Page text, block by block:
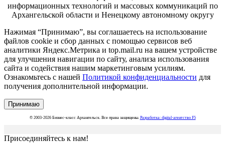
информационных технологий и массовых коммуникаций по
Архангельской области и Ненецкому автономному округу
Нажимая “Принимаю”, вы соглашаетесь на использование
файлов cookie и сбор данных с помощью сервисов веб
аналитики Яндекс.Метрика и top.mail.ru на вашем устройстве
для улучшения навигации по сайту, анализа использования
сайта и содействия нашим маркетинговым усилиям.
Ознакомьтесь с нашей Политикой конфиденциальности для
получения дополнительной информации.
Принимаю
© 2003-2026 Бизнес-класс Архангельск. Все права защищены. Разработка: digital-агентство F5
Присоединяйтесь к нам!